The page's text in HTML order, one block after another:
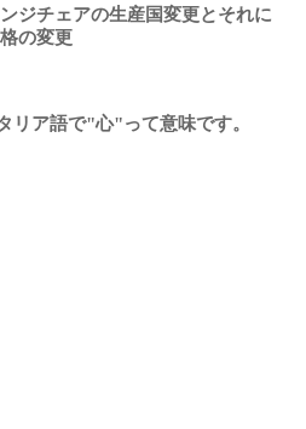
ジチェアの生産国変更とそれに
の変更
リア語で"心"って意味です。